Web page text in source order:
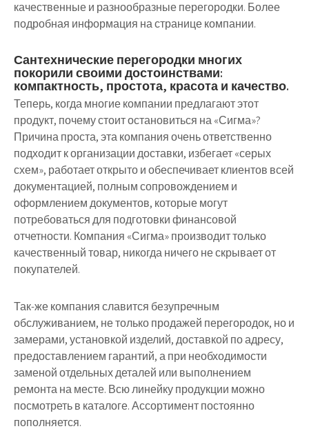
качественные и разнообразные перегородки. Более
подробная информация на странице компании.
Сантехнические перегородки многих
покорили своими достоинствами:
компактность, простота, красота и качество.
Теперь, когда многие компании предлагают этот
продукт, почему стоит остановиться на «Сигма»?
Причина проста, эта компания очень ответственно
подходит к организации доставки, избегает «серых
схем», работает открыто и обеспечивает клиентов всей
документацией, полным сопровождением и
оформлением документов, которые могут
потребоваться для подготовки финансовой
отчетности. Компания «Сигма» производит только
качественный товар, никогда ничего не скрывает от
покупателей.
Так-же компания славится безупречным
обслуживанием, не только продажей перегородок, но и
замерами, установкой изделий, доставкой по адресу,
предоставлением гарантий, а при необходимости
заменой отдельных деталей или выполнением
ремонта на месте. Всю линейку продукции можно
посмотреть в каталоге. Ассортимент постоянно
пополняется.